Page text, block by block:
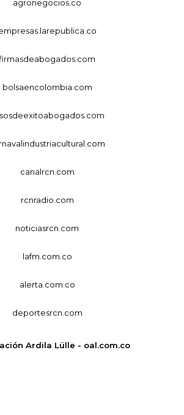
agronegocios.co
bolsaencolombia.com
canalrcn.com
rcnradio.com
noticiasrcn.com
lafm.com.co
alerta.com.co
deportesrcn.com
Ardila Lülle - oal.com.co